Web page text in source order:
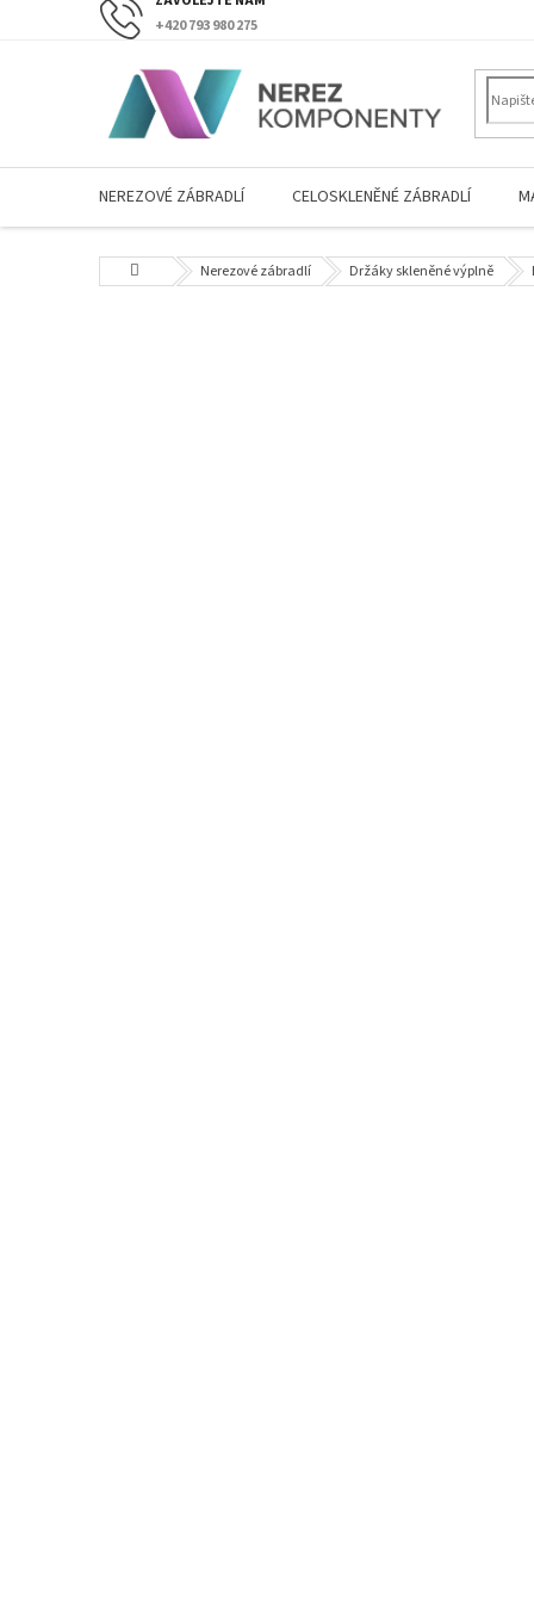
+420 793 980 275
NEREZOVÉ ZÁBRADLÍ CELOSKLENĚNÉ ZÁBRADLÍ
Domů Nerezové zábradlí Držáky skleněné výplně